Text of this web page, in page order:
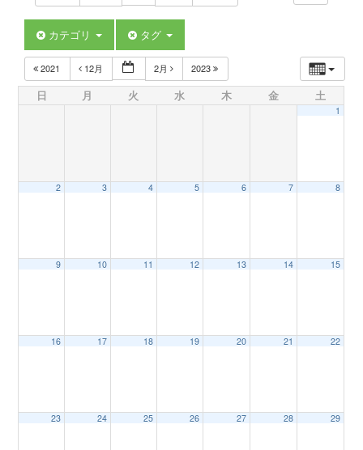
o
カテゴリ タグ
2021 12月 2月 2023
日 月 火 水 木 金 土
1
2 3 4 5 6 7 8
9 10 11 12 13 14 15
16 17 18 19 20 21 22
23 24 25 26 27 28 29